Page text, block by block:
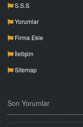
S.S.S
Yorumlar
Firma Ekle
İletişim
Sitemap
Son Yorumlar